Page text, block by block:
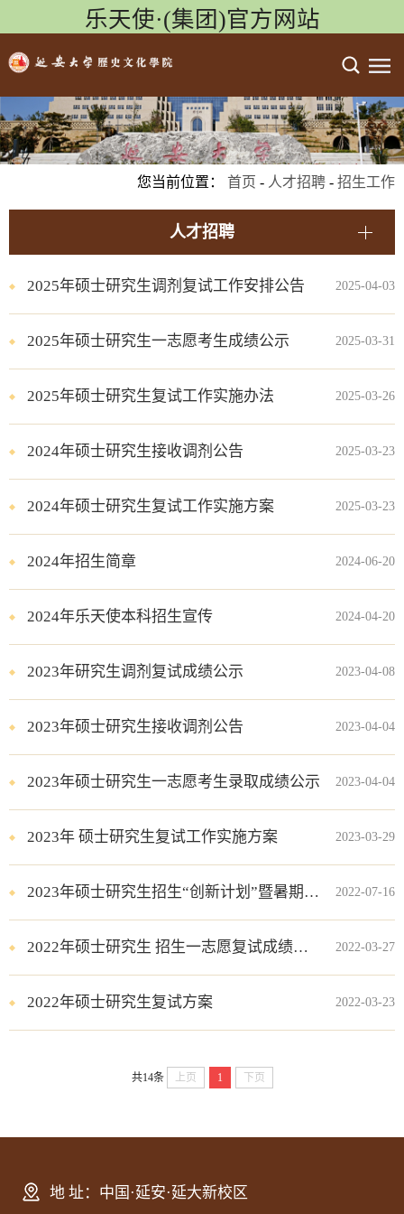
乐天使·(集团)官方网站
您当前位置： 首页 - 人才招聘 - 招生工作
人才招聘
2025-04-03
2025年硕士研究生调剂复试工作安排公告
2025-03-31
2025年硕士研究生一志愿考生成绩公示
2025-03-26
2025年硕士研究生复试工作实施办法
2025-03-23
2024年硕士研究生接收调剂公告
2025-03-23
2024年硕士研究生复试工作实施方案
2024-06-20
2024年招生简章
2024-04-20
2024年乐天使本科招生宣传
2023-04-08
2023年研究生调剂复试成绩公示
2023-04-04
2023年硕士研究生接收调剂公告
2023-04-04
2023年硕士研究生一志愿考生录取成绩公示
2023-03-29
2023年 硕士研究生复试工作实施方案
2022-07-16
2023年硕士研究生招生“创新计划”暨暑期“夏令营”入营营员名单
2022-03-27
2022年硕士研究生 招生一志愿复试成绩公示
2022-03-23
2022年硕士研究生复试方案
共14条 上页 1 下页
地 址：中国·延安·延大新校区